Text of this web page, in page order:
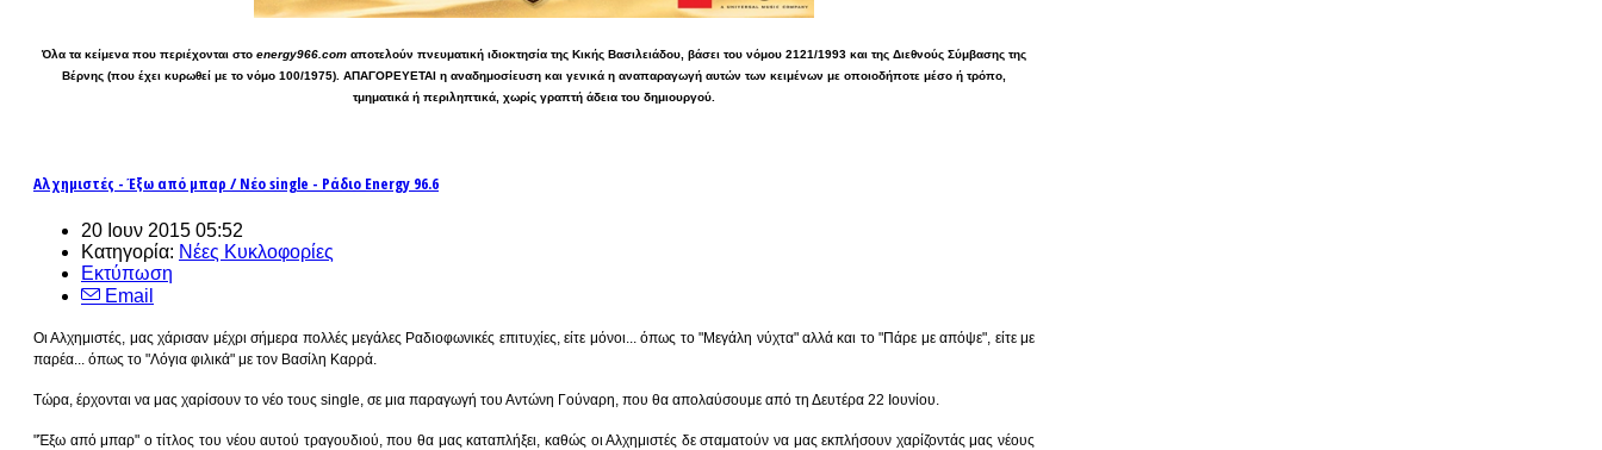
Όλα τα κείμενα που περιέχονται στο energy966.com αποτελούν πνευματική ιδιοκτησία της Κικής Βασιλειάδου, βάσει του νόμου 2121/1993 και της Διεθνούς Σύμβασης της
Βέρνης (που έχει κυρωθεί με το νόμο 100/1975). ΑΠΑΓΟΡΕΥΕΤΑΙ η αναδημοσίευση και γενικά η αναπαραγωγή αυτών των κειμένων με οποιοδήποτε μέσο ή τρόπο,
τμηματικά ή περιληπτικά, χωρίς γραπτή άδεια του δημιουργού.
Αλχημιστές - Έξω από μπαρ / Νέο single - Ράδιο Energy 96.6
20 Ιουν 2015 05:52
Κατηγορία: Νέες Κυκλοφορίες
Εκτύπωση
Email
Οι Αλχημιστές, μας χάρισαν μέχρι σήμερα πολλές μεγάλες Ραδιοφωνικές επιτυχίες, είτε μόνοι... όπως το "Μεγάλη νύχτα" αλλά και το "Πάρε με απόψε", είτε με
παρέα... όπως το "Λόγια φιλικά" με τον Βασίλη Καρρά.
Τώρα, έρχονται να μας χαρίσουν το νέο τους single, σε μια παραγωγή του Αντώνη Γούναρη, που θα απολαύσουμε από τη Δευτέρα 22 Ιουνίου.
"Έξω από μπαρ" ο τίτλος του νέου αυτού τραγουδιού, που θα μας καταπλήξει, καθώς οι Αλχημιστές δε σταματούν να μας εκπλήσουν χαρίζοντάς μας νέους